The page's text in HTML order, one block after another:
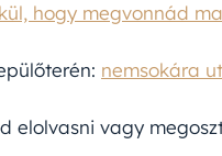
hogy megvonnád
nemsokára
elolvasni vagy